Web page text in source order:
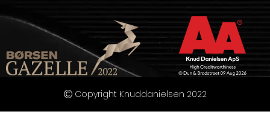
Copyright Knuddanielsen 2022